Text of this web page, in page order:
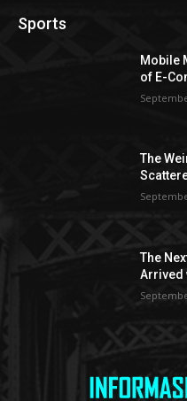
Sports
Mobile
of E-
The
The
Arrived